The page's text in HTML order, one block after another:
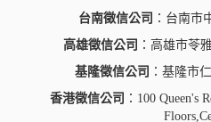
台南徵信公司 ：台南市
高雄徵信公司 ：高雄市苓
基隆徵信公司 ：基隆市
香港徵信公司 ：100 Queen's